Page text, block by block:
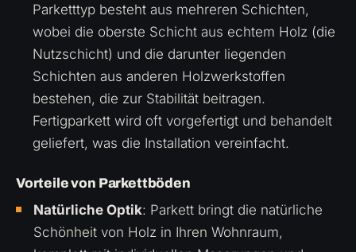
Parketttyp besteht aus mehreren Schichten,
wobei die oberste Schicht aus echtem Holz (die
Nutzschicht) und die darunter liegenden
Schichten aus anderen Holzwerkstoffen
bestehen, die zur Stabilität beitragen.
Fertigparkett wird oft vorgefertigt und behandelt
geliefert, was die Installation vereinfacht.
Vorteile von Parkettböden
Natürliche Optik: Parkett bringt die natürliche
Schönheit von Holz in Ihren Wohnraum,